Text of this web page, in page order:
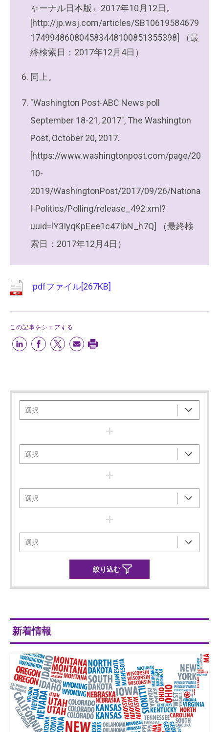
ャーナル日本版』2017年10月12日。
[http://jp.wsj.com/articles/SB10619584679
174994860804583448100851355398] （最
終検索日：2017年12月4日）
同上。
"Washington Post-ABC News poll
September 18-21, 2017", The Washington
Post, October 20, 2017.
[https://www.washingtonpost.com/page/20
10-
2019/WashingtonPost/2017/09/26/Nationa
l-Politics/Polling/release_492.xml?
uuid=lY3IyqKpEee1c47IbN_h7Q] （最終検
索日：2017年12月4日）
pdfファイル[267KB]
この記事をシェアする
+
+
+
新着情報